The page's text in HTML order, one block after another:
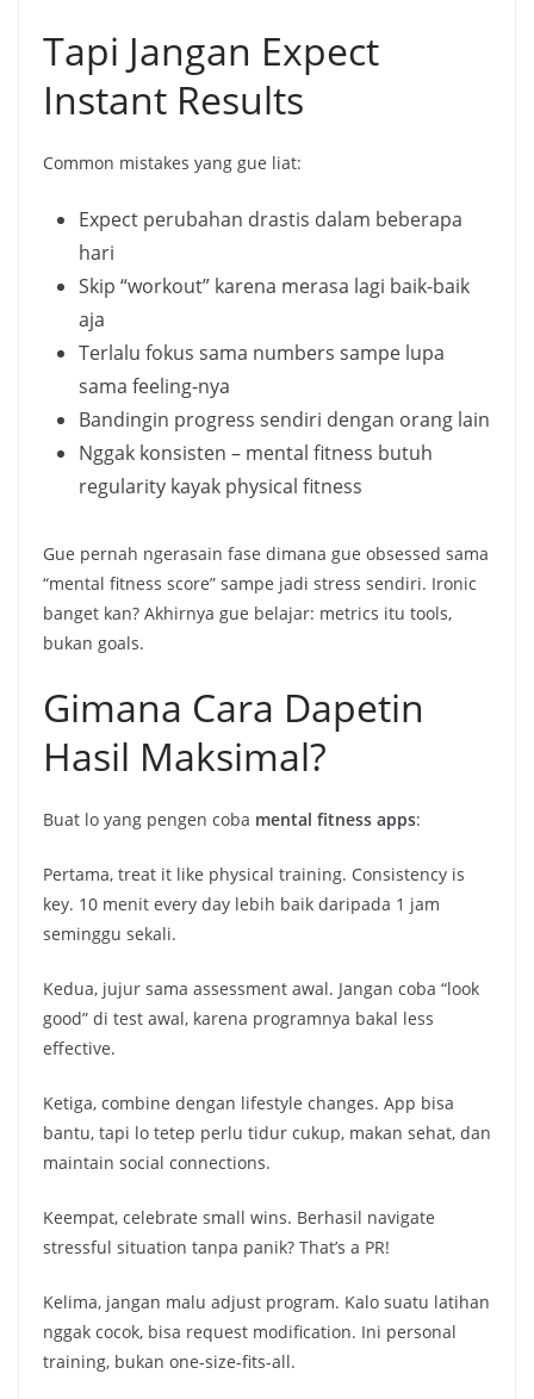
Tapi Jangan Expect
Instant Results
Common mistakes yang gue liat:
Expect perubahan drastis dalam beberapa
hari
Skip “workout” karena merasa lagi baik-baik
aja
Terlalu fokus sama numbers sampe lupa
sama feeling-nya
Bandingin progress sendiri dengan orang lain
Nggak konsisten – mental fitness butuh
regularity kayak physical fitness
Gue pernah ngerasain fase dimana gue obsessed sama
“mental fitness score” sampe jadi stress sendiri. Ironic
banget kan? Akhirnya gue belajar: metrics itu tools,
bukan goals.
Gimana Cara Dapetin
Hasil Maksimal?
Buat lo yang pengen coba mental fitness apps:
Pertama, treat it like physical training. Consistency is
key. 10 menit every day lebih baik daripada 1 jam
seminggu sekali.
Kedua, jujur sama assessment awal. Jangan coba “look
good” di test awal, karena programnya bakal less
effective.
Ketiga, combine dengan lifestyle changes. App bisa
bantu, tapi lo tetep perlu tidur cukup, makan sehat, dan
maintain social connections.
Keempat, celebrate small wins. Berhasil navigate
stressful situation tanpa panik? That’s a PR!
Kelima, jangan malu adjust program. Kalo suatu latihan
nggak cocok, bisa request modification. Ini personal
training, bukan one-size-fits-all.